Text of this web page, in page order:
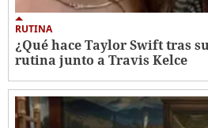
RUTINA
¿Qué hace Taylor Swift tras
rutina junto a Travis Kelce